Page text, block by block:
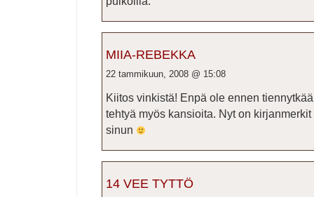
MIIA-REBEKKA
22 tammikuun, 2008 @ 15:08
Kiitos vinkistä! Enpä ole ennen
tehtyä myös kansioita. Nyt on
sinun
14 VEE TYTTÖ